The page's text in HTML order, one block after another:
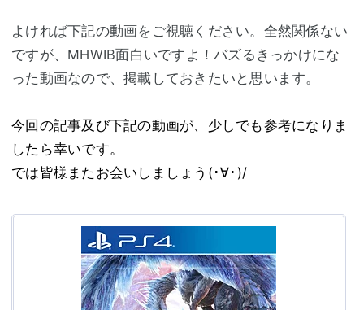
よければ下記の動画をご視聴ください。全然関係ない
ですが、MHWIB面白いですよ！バズるきっかけにな
った動画なので、掲載しておきたいと思います。
今回の記事及び下記の動画が、少しでも参考になりま
したら幸いです。
では皆様またお会いしましょう(･∀･)/